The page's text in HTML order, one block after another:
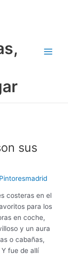
sus
Pintoresmadrid
costeras en el
para los
en coche,
y un aura
o cabañas,
fue de allí